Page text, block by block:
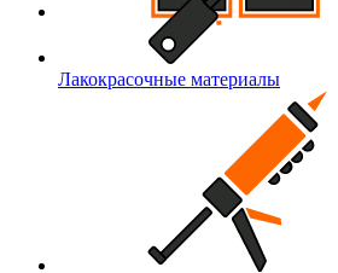
Лакокрасочные материалы